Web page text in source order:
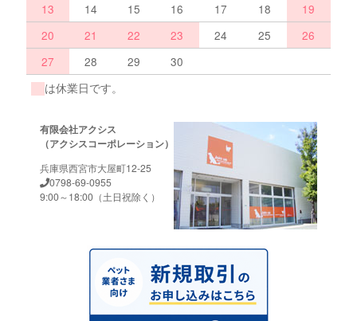
13
14 15 16 17 18
19
20
21 22 23 24 25
26
27
28 29
30
は休業日です。
有限会社アクシス
（アクシスコーポレーション）
兵庫県西宮市大屋町12-25
0798-69-0955
9:00～18:00（土日祝除く）